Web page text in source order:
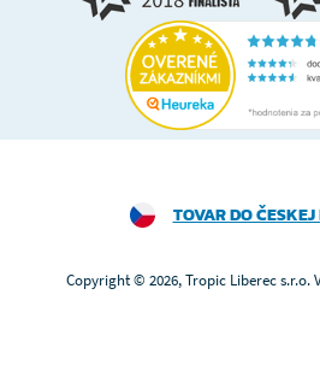
TOVAR DO
Copyright © 2026, Tropic Liberec s.r.o.